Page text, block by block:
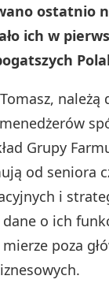
ostatnio
ich w
należą
Grupy
od seniora
i
dane o ich
poza